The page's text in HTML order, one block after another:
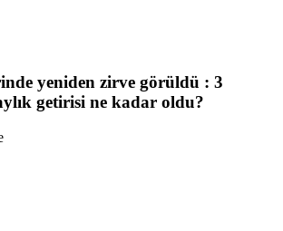
yeniden zirve görüldü : 3
getirisi ne kadar oldu?